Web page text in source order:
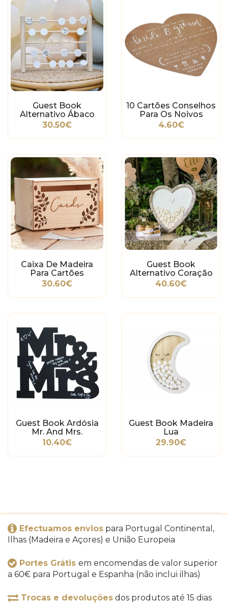
Guest Book
Alternativo Ábaco
30.50€
10 Cartões Conselhos
Para Os Noivos
4.60€
Caixa De Madeira
Para Cartões
30.60€
Guest Book
Alternativo Coração
Com Glitter
40.60€
Guest Book Ardósia
Mr. And Mrs.
10.40€
Guest Book Madeira
Lua
29.90€
Efectuamos envios para Portugal Continental,
Ilhas (Madeira e Açores) e União Europeia
Portes Grátis em encomendas de valor superior
a 60€ para Portugal e Espanha (não inclui ilhas)
Trocas e devoluções dos produtos até 15 dias